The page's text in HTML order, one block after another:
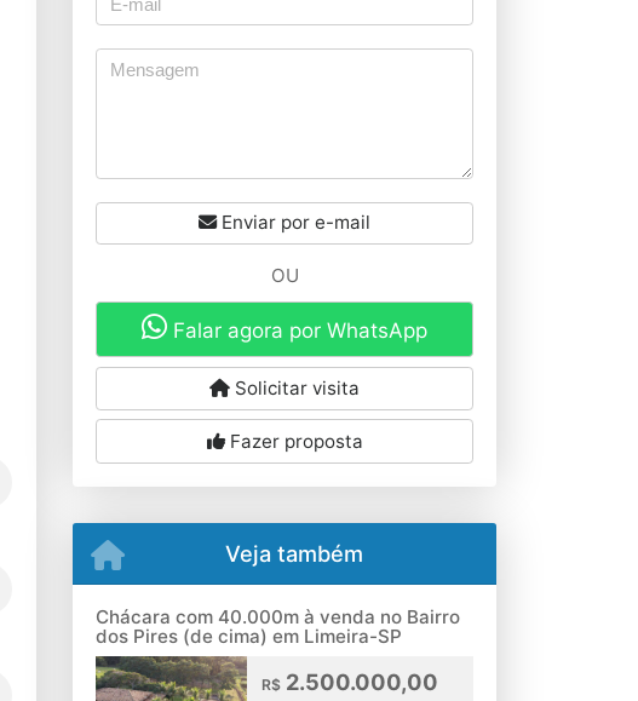
Enviar por e-mail
OU
Falar agora por WhatsApp
Solicitar visita
Fazer proposta
Veja também
Chácara com 40.000m à venda no Bairro
dos Pires (de cima) em Limeira-SP
R$2.500.000,00